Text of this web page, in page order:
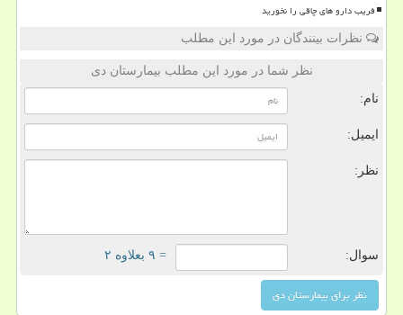
فریب دارو های چاقی را نخورید
نظرات بینندگان در مورد این مطلب
نظر شما در مورد این مطلب بیمارستان دی
نام:
ایمیل:
نظر:
سوال: = ۹ بعلاوه ۲